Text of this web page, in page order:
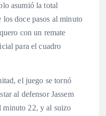
asumió la total
los doce pasos al minuto
con un remate
para el cuadro
el juego se tornó
al defensor Jassem
minuto 22, y al suizo